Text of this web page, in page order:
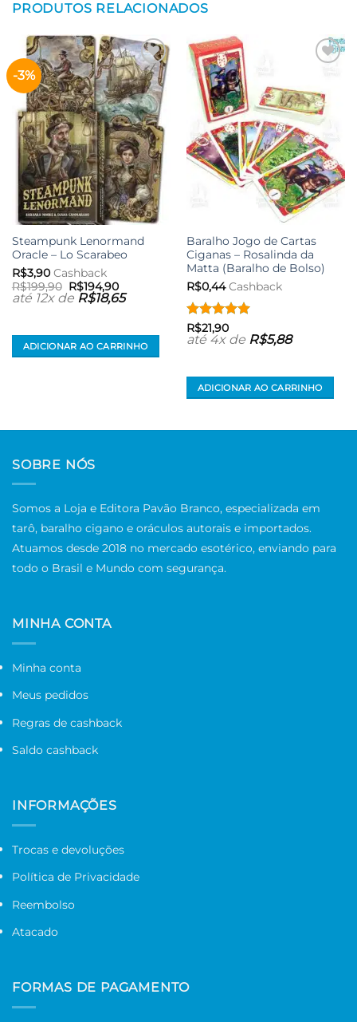
PRODUTOS RELACIONADOS
-3%
Adicionar
aos meus
desejos
Steampunk Lenormand
Oracle – Lo Scarabeo
R$3,90Cashback
R$199,90 O
preço
original
R$194,90O
preço
atual
até 12x de R$18,65
ADICIONAR AO CARRINHO
desejos
Baralho Jogo de Cartas
Ciganas – Rosalinda da
Matta (Baralho de Bolso)
R$0,44Cashback
Avaliação
de 5
R$21,90
até 4x de R$5,88
ADICIONAR AO CARRINHO
SOBRE NÓS
Somos a Loja e Editora Pavão Branco, especializada em
tarô, baralho cigano e oráculos autorais e importados.
Atuamos desde 2018 no mercado esotérico, enviando para
todo o Brasil e Mundo com segurança.
MINHA CONTA
Minha conta
Meus pedidos
Regras de cashback
Saldo cashback
INFORMAÇÕES
Trocas e devoluções
Política de Privacidade
Reembolso
Atacado
FORMAS DE PAGAMENTO